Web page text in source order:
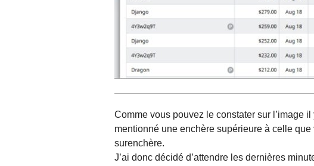
Comme vous pouvez le constater sur l’image
mentionné une enchère supérieure à celle
surenchère.
J’ai donc décidé d’attendre les dernières